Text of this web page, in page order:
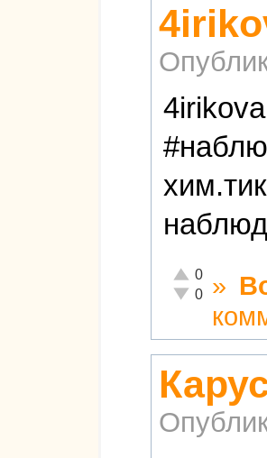
Отлично!
0
Неадекватно!
0 »